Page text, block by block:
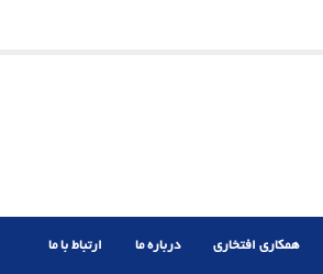
همکاری افتخاری درباره ما ارتباط با ما